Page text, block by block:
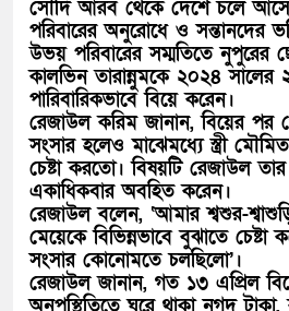
সৌদি আরব থেকে দেশে চলে
পরিবারের অনুরোধে ও সন্তানদের
উভয় পরিবারের সম্মতিতে নুপুরের
কালভিন তারান্নুমকে ২০২৪ সালের
পারিবারিকভাবে বিয়ে করেন।
রেজাউল করিম জানান, বিয়ের পর
সংসার হলেও মাঝেমধ্যে স্ত্রী
চেষ্টা করতো। বিষয়টি রেজাউল তার
একাধিকবার অবহিত করেন।
রেজাউল বলেন, ‘আমার শ্বশুর-
মেয়েকে বিভিন্নভাবে বুঝাতে
সংসার কোনোমতে চলছিলো’।
রেজাউল জানান, গত ১৩ এপ্রিল
অনুপস্থিতিতে ঘরে থাকা নগদ